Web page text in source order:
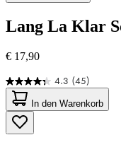
Lang La Klar
€ 17,90
4.3 (45)
4.3
von
5
Sternen.
45
In den Warenkorb